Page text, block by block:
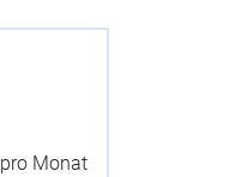
pro Monat